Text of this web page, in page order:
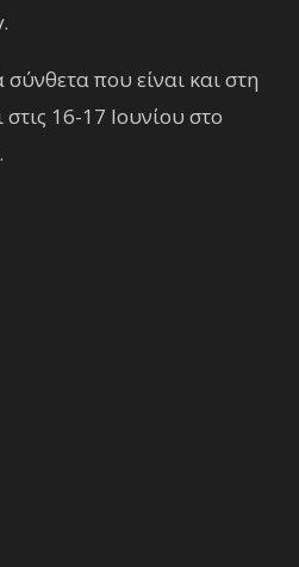
που είναι και στη
16-17 Ιουνίου στο